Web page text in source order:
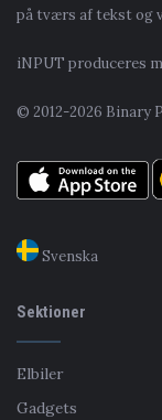
på tværs af tekst og
iNPUT produceres
© 2012-2026 Binary
Svenska
Sektioner
Elbiler
Gadgets